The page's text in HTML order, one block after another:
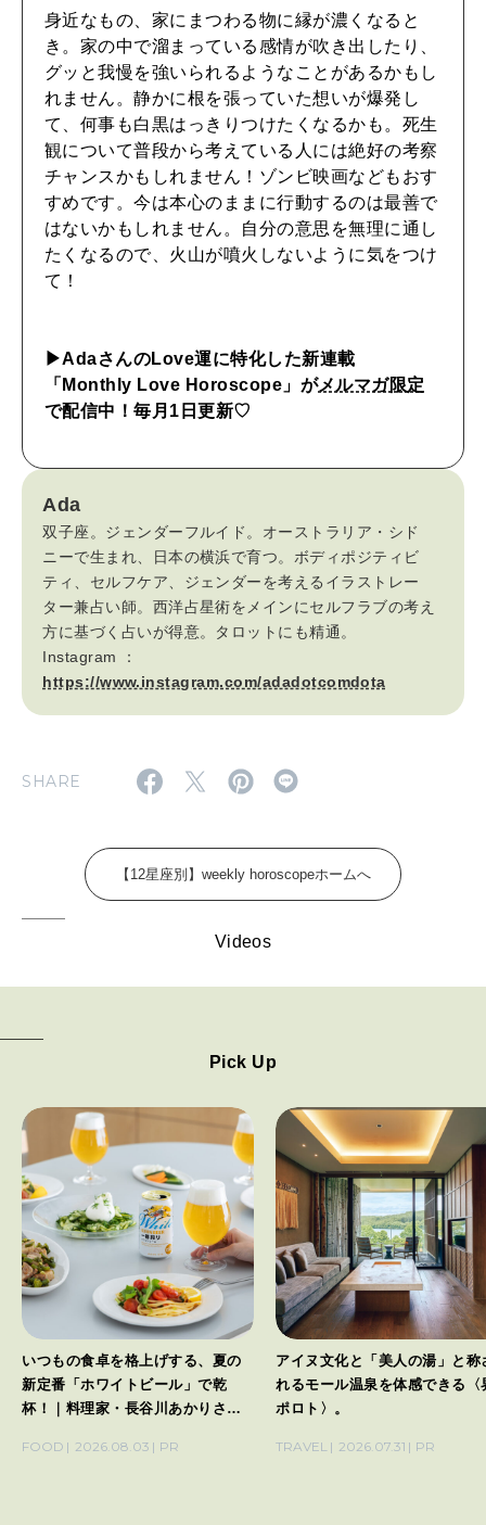
CULTURE
自分を耕す
WORK&MONEY
いい人生って？
2026年9月号「北海道 おいしく遊ぶ、夏のご褒美旅。」
2026年8月号『お茶の時間です。』
2026年6月号「大銀座 トレンドが生まれる 新しい一流店へ。」
2026年5月号「“大好き”に出会いに。韓国」
2026年4月号「未来をつくる、学びの教科書。」
2026年3月号「スイーツ予想図 2026」
2026年2月号「良運を掴む 新・開運術。」
2026年1月号「猫がいれば、幸せ」
FOLLOW US!
身近なもの、家にまつわる物に縁が濃くなると
き。家の中で溜まっている感情が吹き出したり、
グッと我慢を強いられるようなことがあるかもし
れません。静かに根を張っていた想いが爆発し
て、何事も白黒はっきりつけたくなるかも。死生
観について普段から考えている人には絶好の考察
チャンスかもしれません！ゾンビ映画などもおす
すめです。今は本心のままに行動するのは最善で
はないかもしれません。自分の意思を無理に通し
たくなるので、火山が噴火しないように気をつけ
て！
▶︎AdaさんのLove運に特化した新連載
「Monthly Love Horoscope」がメルマガ限定
で配信中！毎月1日更新♡
Ada
双子座。ジェンダーフルイド。オーストラリア・シド
ニーで生まれ、日本の横浜で育つ。ボディポジティビ
ティ、セルフケア、ジェンダーを考えるイラストレー
ター兼占い師。西洋占星術をメインにセルフラブの考え
方に基づく占いが得意。タロットにも精通。
Instagram ：
https://www.instagram.com/adadotcomdota
SHARE
【12星座別】weekly horoscopeホームへ
Videos
Pick Up
いつもの食卓を格上げする、夏の
新定番「ホワイトビール」で乾
杯！｜料理家・長谷川あかりさん
FOOD
2026.08.03 PR
アイヌ文化と「美人の湯」と称
れるモール温泉を体感できる〈
ポロト〉。
TRAVEL 2026.07.31 PR